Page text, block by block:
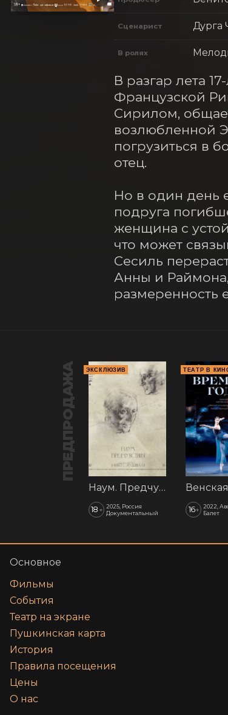
Сценарист Дурга
В ролях
В разгар лета
Французской
Сирилом,
возлюбленной
погрузиться в
отец.
Но в один день
подруга
женщина с
что может
Сесиль
Анны и
размеренность
ПРЕДПРОДАЖА ЭКСКЛЮЗИВ
Наум. Предчувствия
18 + 2025, Россия
Документальный
ТЕАТР В
16+
2022,
Балет
Основное
Фильмы
События
Театр на экране
Пушкинская карта
История
Правила посещения
Цены
О нас